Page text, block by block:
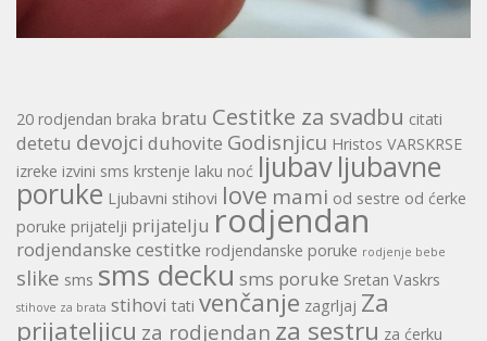
20 rodjendan braka bratu Cestitke za svadbu citati
detetu devojci duhovite Godisnjicu Hristos VARSKRSE
izreke izvini sms krstenje laku noć ljubavljubavne
poruke Ljubavni stihovi love mami od sestre od ćerke
poruke prijatelji prijatelju rodjendan
rodjendanske cestitke rodjendanske poruke rodjenje bebe
slike sms sms decku sms poruke Sretan Vaskrs
stihove za brata stihovi tati venčanje zagrljaj Za
prijateljicu za rodjendan za sestru za ćerku